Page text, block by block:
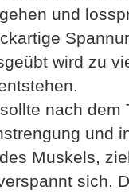
und
wird zu
nach dem
und
Muskels,
sich.